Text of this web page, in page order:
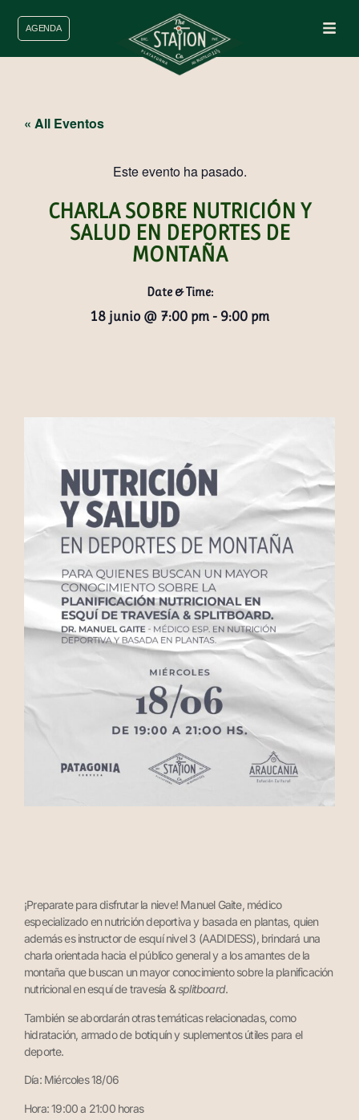
AGENDA
« All Eventos
Este evento ha pasado.
CHARLA SOBRE NUTRICIÓN Y
SALUD EN DEPORTES DE
MONTAÑA
Date & Time:
18 junio @ 7:00 pm - 9:00 pm
¡Preparate para disfrutar la nieve! Manuel Gaite, médico
especializado en nutrición deportiva y basada en plantas, quien
además es instructor de esquí nivel 3 (AADIDESS), brindará una
charla orientada hacia el público general y a los amantes de la
montaña que buscan un mayor conocimiento sobre la planificación
nutricional en esquí de travesía &splitboard.
También se abordarán otras temáticas relacionadas, como
hidratación, armado de botiquín y suplementos útiles para el
deporte.
Día: Miércoles 18/06
Hora: 19:00 a 21:00 horas